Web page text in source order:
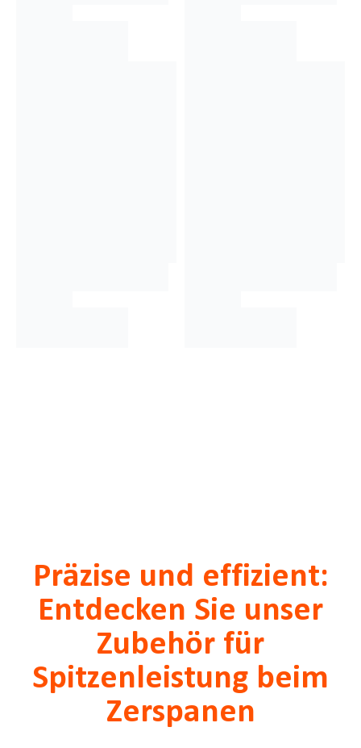
Präzise und effizient:
Entdecken Sie unser
Zubehör für
Spitzenleistung beim
Zerspanen